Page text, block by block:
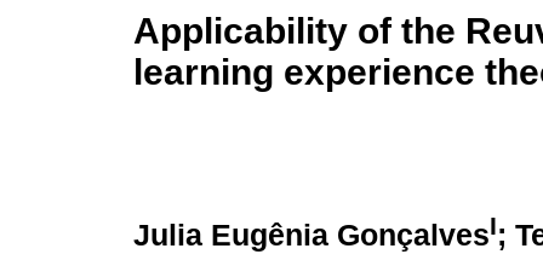
Applicability of the
learning experience
Julia Eugênia GonçalvesI;